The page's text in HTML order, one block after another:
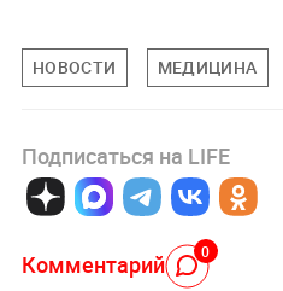
НОВОСТИ МЕДИЦИНА
Подписаться на LIFE
Комментарий 0